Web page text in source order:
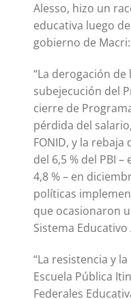
Alesso, hizo un
educativa luego
gobierno de Macri:
“La derogación
subejecución del
cierre de
pérdida del
FONID, y la
del 6,5 % del PBI
4,8 % – en
políticas
que ocasionaron
Sistema
“La resistencia y la
Escuela Pública
Federales